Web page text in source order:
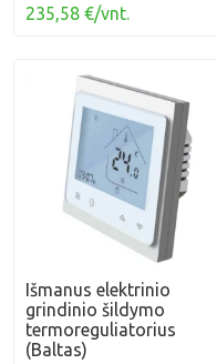
235,58 €/vnt.
Išmanus elektrinio
grindinio šildymo
termoreguliatorius
(Baltas)